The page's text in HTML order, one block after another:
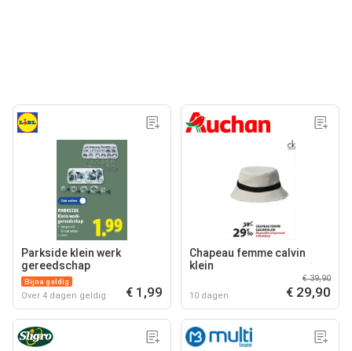
Parkside klein werk
gereedschap
Bijna geldig
Over 4 dagen geldig € 1,99
Chapeau femme calvin
klein
10 dagen
€ 39,90
€ 29,90